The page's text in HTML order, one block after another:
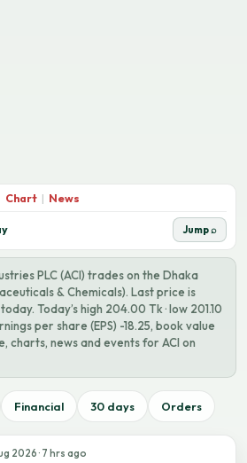
Chart | News
Jump ⌕
PLC (ACI) trades on the Dhaka
& Chemicals). Last price is
Today’s high 204.00 Tk · low 201.10
per share (EPS) -18.25, book value
charts, news and events for ACI on
Financial 30 days Orders
2026 · 7 hrs ago